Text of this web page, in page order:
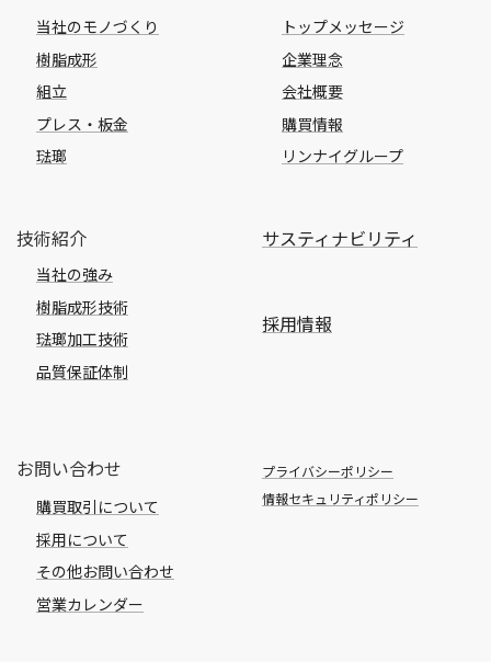
当社のモノづくり
樹脂成形
組立
プレス・板金
琺瑯
技術紹介
当社の強み
樹脂成形技術
琺瑯加工技術
品質保証体制
トップメッセージ
企業理念
会社概要
購買情報
リンナイグループ
サスティナビリティ
採用情報
プライバシーポリシー
情報セキュリティポリシー
お問い合わせ
購買取引について
採用について
その他お問い合わせ
営業カレンダー